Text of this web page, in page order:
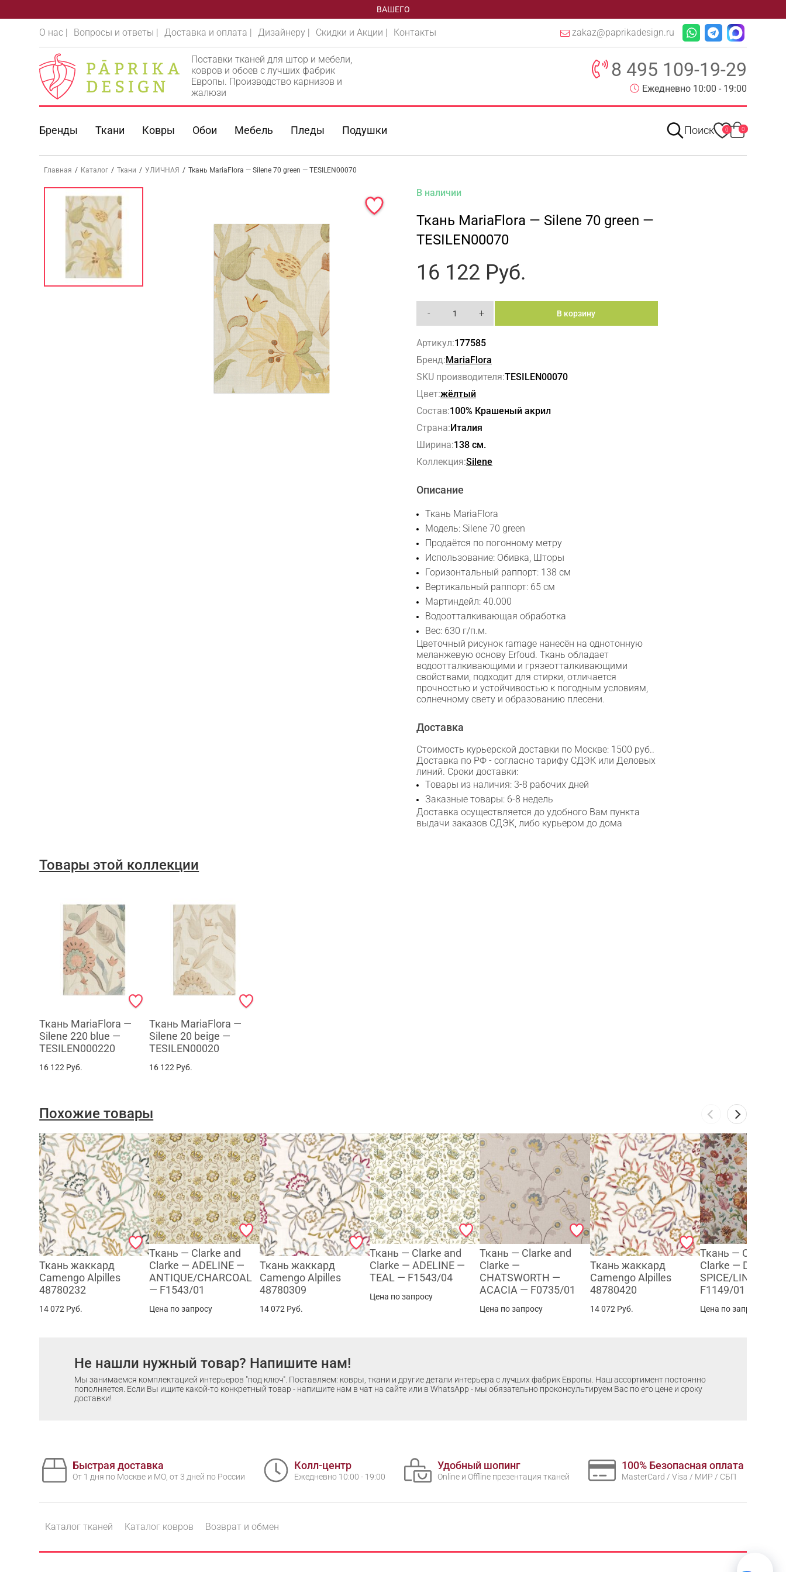
ВАШЕГО
О нас | Вопросы и ответы | Доставка и оплата | Дизайнеру | Скидки и Акции | Контакты zakaz@paprikadesign.ru
Поставки тканей для штор и мебели,
ковров и обоев с лучших фабрик
Европы. Производство карнизов и
жалюзи
8 495 109-19-29
Ежедневно 10:00 - 19:00
Бренды Ткани Ковры Обои Мебель Пледы Подушки Поиск 0 0
Главная / Каталог / Ткани / УЛИЧНАЯ / Ткань MariaFlora — Silene 70 green — TESILEN00070
В наличии
Ткань MariaFlora — Silene 70 green —
TESILEN00070
16 122 Руб.
- + В корзину
Артикул:177585
Бренд:MariaFlora
SKU производителя:TESILEN00070
Цвет:жёлтый
Состав:100% Крашеный акрил
Страна:Италия
Ширина:138 см.
Коллекция:Silene
Описание
Ткань MariaFlora
Модель: Silene 70 green
Продаётся по погонному метру
Использование: Обивка, Шторы
Горизонтальный раппорт: 138 см
Вертикальный раппорт: 65 см
Мартиндейл: 40.000
Водоотталкивающая обработка
Вес: 630 г/п.м.
Цветочный рисунок ramage нанесён на однотонную
меланжевую основу Erfoud. Ткань обладает
водоотталкивающими и грязеотталкивающими
свойствами, подходит для стирки, отличается
прочностью и устойчивостью к погодным условиям,
солнечному свету и образованию плесени.
Доставка
Стоимость курьерской доставки по Москве: 1500 руб..
Доставка по РФ - согласно тарифу СДЭК или Деловых
линий. Сроки доставки:
Товары из наличия: 3-8 рабочих дней
Заказные товары: 6-8 недель
Доставка осуществляется до удобного Вам пункта
выдачи заказов СДЭК, либо курьером до дома
Товары этой коллекции
Ткань MariaFlora —
Silene 220 blue —
TESILEN000220
16 122 Руб.
Ткань MariaFlora —
Silene 20 beige —
TESILEN00020
16 122 Руб.
Похожие товары
Ткань жаккард
Camengo Alpilles
48780232
14 072 Руб.
Ткань — Clarke and
Clarke — ADELINE —
ANTIQUE/CHARCOAL
— F1543/01
Цена по запросу
Ткань жаккард
Camengo Alpilles
48780309
14 072 Руб.
Ткань — Clarke and
Clarke — ADELINE —
TEAL — F1543/04
Цена по запросу
Ткань — Clarke and
Clarke —
CHATSWORTH —
ACACIA — F0735/01
Цена по запросу
Ткань жаккард
Camengo Alpilles
48780420
14 072 Руб.
Ткань — Clarke
Clarke —
SPICE/LINEN —
F1149/01
Цена по запросу
Не нашли нужный товар? Напишите нам!
Мы занимаемся комплектацией интерьеров "под ключ". Поставляем: ковры, ткани и другие детали интерьера с лучших фабрик Европы. Наш ассортимент постоянно
пополняется. Если Вы ищите какой-то конкретный товар - напишите нам в чат на сайте или в WhatsApp - мы обязательно проконсультируем Вас по его цене и сроку
доставки!
Быстрая доставка
От 1 дня по Москве и МО, от 3 дней по России
Колл-центр
Ежедневно 10:00 - 19:00
Удобный шопинг
Online и Offline презентация тканей
100% Безопасная оплата
MasterCard / Visa / МИР / СБП
Каталог тканей Каталог ковров Возврат и обмен